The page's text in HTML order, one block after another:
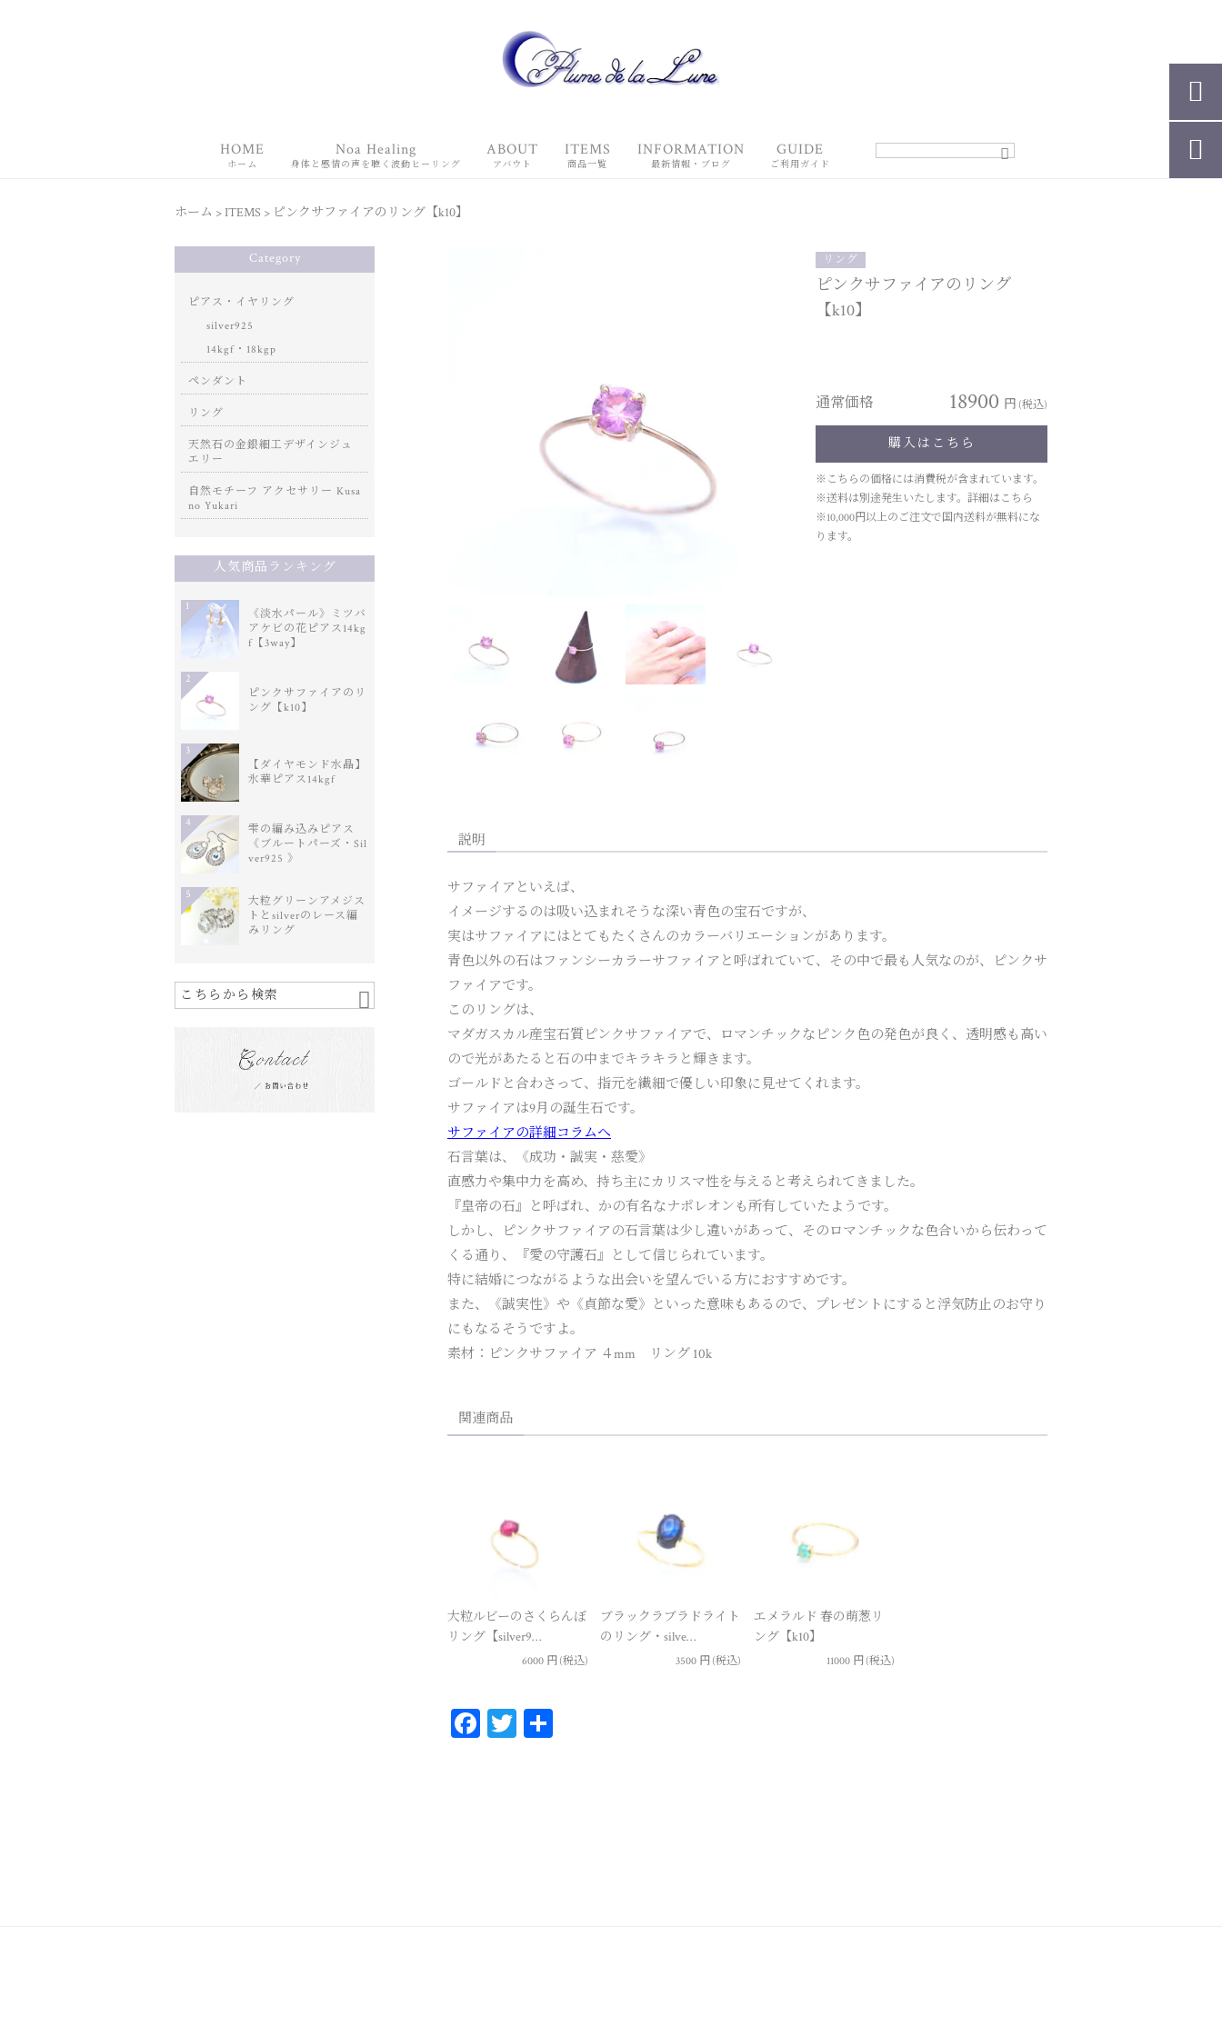
HOME
ホーム
Noa Healing
身体と感情の声を聴く波動ヒーリング
ABOUT
アバウト
ITEMS
商品一覧
INFORMATION
最新情報・ブログ
GUIDE
ご利用ガイド
ホーム > ITEMS > ピンクサファイアのリング【k10】
リング
ピンクサファイアのリング
【k10】
通常価格 18900 円 (税込)
購入はこちら
※こちらの価格には消費税が含まれています。
※送料は別途発生いたします。詳細は こちら
※10,000円以上のご注文で国内送料が無料にな
ります。
説明
サファイアといえば、
イメージするのは吸い込まれそうな深い青色の宝石ですが、
実はサファイアにはとてもたくさんのカラーバリエーションがあります。
青色以外の石はファンシーカラーサファイアと呼ばれていて、その中で最も人気なのが、ピンクサ
ファイアです。
このリングは、
マダガスカル産宝石質ピンクサファイアで、ロマンチックなピンク色の発色が良く、透明感も高い
ので光があたると石の中までキラキラと輝きます。
ゴールドと合わさって、指元を繊細で優しい印象に見せてくれます。
サファイアは9月の誕生石です。
サファイアの詳細コラムへ
石言葉は、《成功・誠実・慈愛》
直感力や集中力を高め、持ち主にカリスマ性を与えると考えられてきました。
『皇帝の石』と呼ばれ、かの有名なナポレオンも所有していたようです。
しかし、ピンクサファイアの石言葉は少し違いがあって、そのロマンチックな色合いから伝わって
くる通り、『愛の守護石』として信じられています。
特に結婚につながるような出会いを望んでいる方におすすめです。
また、《誠実性》や《貞節な愛》といった意味もあるので、プレゼントにすると浮気防止のお守り
にもなるそうですよ。
素材：ピンクサファイア ４mm リング 10k
関連商品
大粒ルビーのさくらんぼ
リング【silver9…
6000 円 (税込)
ブラックラブラドライト
のリング・silve…
3500 円 (税込)
エメラルド 春の萌葱リ
ング【k10】
11000 円 (税込)
Fa T
Category
ピアス・イヤリング
silver925
14kgf・18kgp
ペンダント
リング
天然石の金銀細工デザインジュ
エリー
自然モチーフ アクセサリー Kusa
no Yukari
人気商品ランキング
《淡水パール》ミツバ
アケビの花ピアス14kg
f【3way】
1
ピンクサファイアのリ
ング【k10】
2
【ダイヤモンド水晶】
氷華ピアス14kgf
3
雫の編み込みピアス
《ブルートパーズ・Sil
ver925 》
4
大粒グリーンアメジス
トとsilverのレース編
みリング
5

